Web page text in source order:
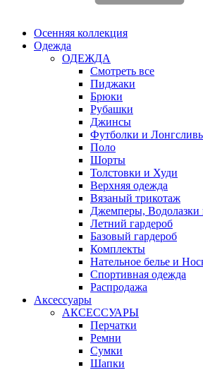
Осенняя коллекция
Одежда
ОДЕЖДА
Смотреть все
Пиджаки
Брюки
Рубашки
Джинсы
Футболки и
Поло
Шорты
Толстовки и Худи
Верхняя одежда
Вязаный трикотаж
Джемперы, Водолазки
Летний гардероб
Базовый гардероб
Комплекты
Нательное белье и
Спортивная одежда
Распродажа
Аксессуары
АКСЕССУАРЫ
Перчатки
Ремни
Сумки
Шапки